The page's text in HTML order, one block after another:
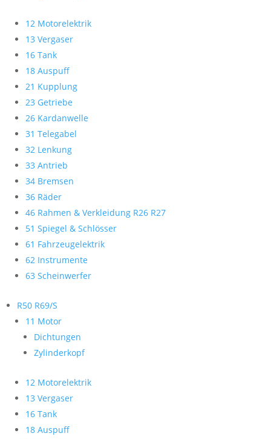
12 Motorelektrik
13 Vergaser
16 Tank
18 Auspuff
21 Kupplung
23 Getriebe
26 Kardanwelle
31 Telegabel
32 Lenkung
33 Antrieb
34 Bremsen
36 Räder
46 Rahmen & Verkleidung R26 R27
51 Spiegel & Schlösser
61 Fahrzeugelektrik
62 Instrumente
63 Scheinwerfer
R50 R69/S
11 Motor
Dichtungen
Zylinderkopf
12 Motorelektrik
13 Vergaser
16 Tank
18 Auspuff